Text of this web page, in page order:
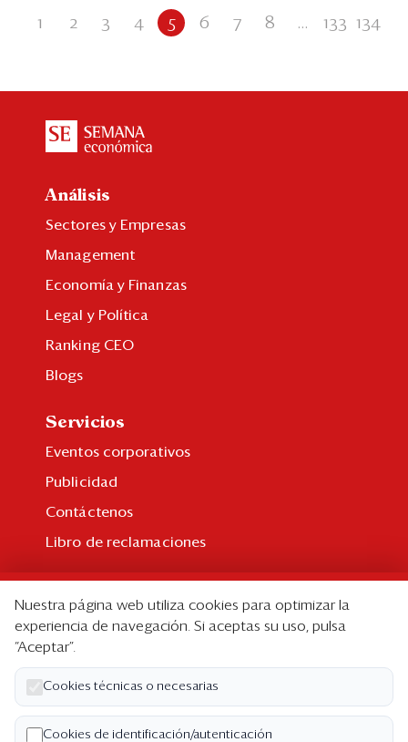
1 2 3 4 5 6 7 8 ... 133 134
Análisis
Sectores y Empresas
Management
Economía y Finanzas
Legal y Política
Ranking CEO
Blogs
Servicios
Eventos corporativos
Publicidad
Contáctenos
Libro de reclamaciones
Suscripción individual
Paquetes corporativos
Edición Impresa
Nosotros
Nuestra página web utiliza cookies para optimizar la
experiencia de navegación. Si aceptas su uso, pulsa
“Aceptar”.
Cookies técnicas o necesarias
Cookies de identificación/autenticación